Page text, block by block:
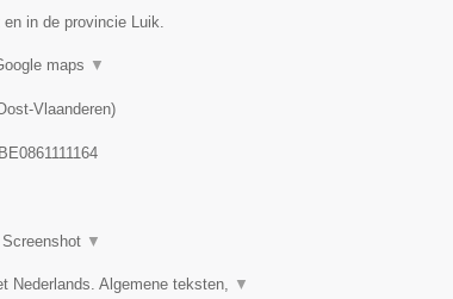
in de provincie Luik.
maps ▼
Vlaanderen)
BE0861111164
Screenshot ▼
Nederlands. Algemene teksten, ▼